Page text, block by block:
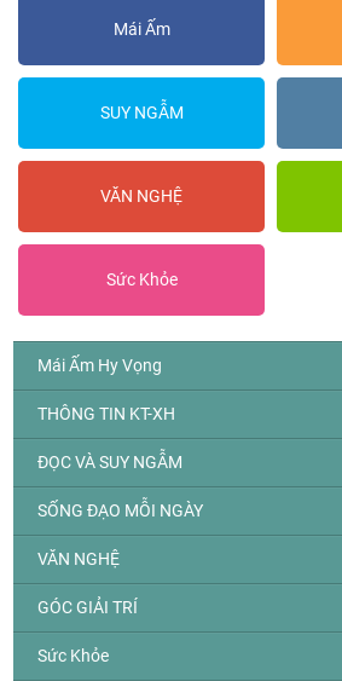
Mái Ấm
SUY NGẪM
VĂN NGHỆ
Sức Khỏe
Mái Ấm Hy Vọng
THÔNG TIN KT-XH
ĐỌC VÀ SUY NGẪM
SỐNG ĐẠO MỖI NGÀY
VĂN NGHỆ
GÓC GIẢI TRÍ
Sức Khỏe